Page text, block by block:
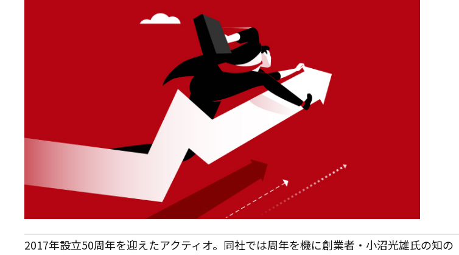
2017年設立50周年を迎えたアクティオ。同社では周年を機に創業者・小沼光雄氏の知の